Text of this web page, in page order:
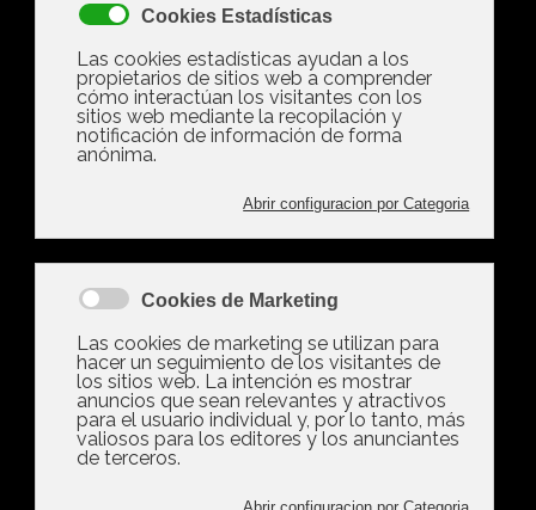
Usufructo de una
vivienda con cargas:
¿qué ocurre si no se
cumple el testamento?
Usufructo de una vivienda con cargas:
aclara desde cuándo son exigibles las
cargas de un usufructo hereditario y
las consecuencias de su
incumplimiento Heredar una vivienda
no siempre implica recibir un derecho
libre de obligaciones. Frente a la…